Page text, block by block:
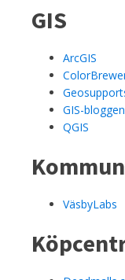
GIS
ArcGIS
GIS-bloggen
QGIS
VäsbyLabs